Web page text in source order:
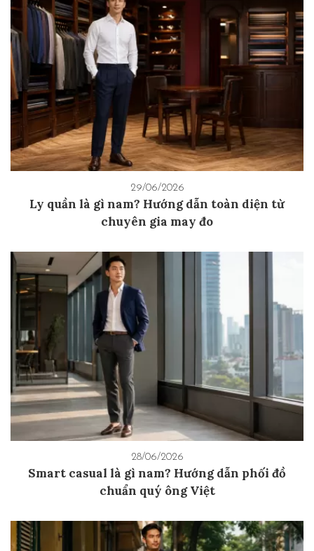
29/06/2026
Ly quần là gì nam? Hướng dẫn toàn diện từ
chuyên gia may đo
28/06/2026
Smart casual là gì nam? Hướng dẫn phối đồ
chuẩn quý ông Việt